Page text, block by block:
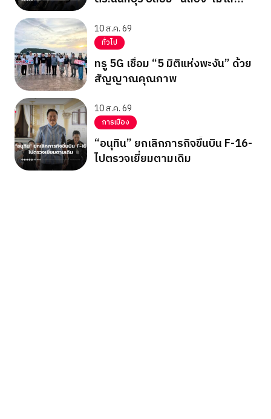
10 ส.ค. 69
ทั่วไป
ทรู 5G เชื่อม “5 มิติแห่งพะงัน” ด้วย
สัญญาณคุณภาพ
10 ส.ค. 69
การเมือง
“อนุทิน” ยกเลิกภารกิจขึ้นบิน F-16-
ไปตรวจเยี่ยมตามเดิม